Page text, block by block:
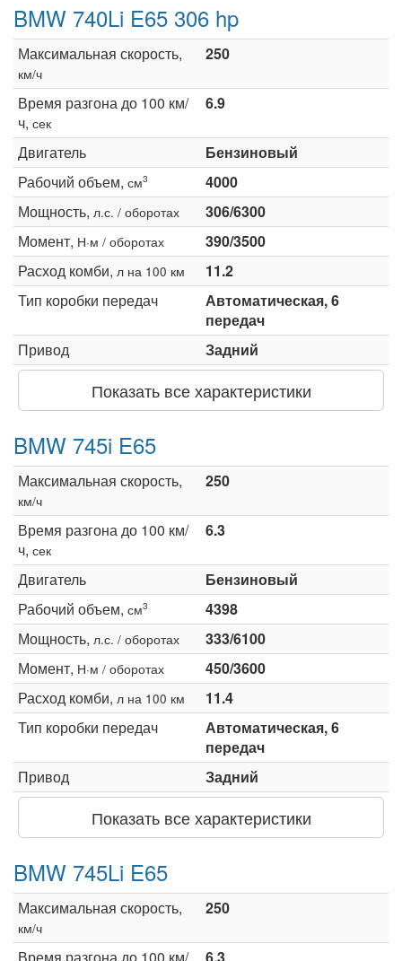
BMW 740Li E65 306 hp
Максимальная скорость,
км/ч
250
Время разгона до 100 км/
ч, сек
6.9
Двигатель
Бензиновый
Рабочий объем, см3
4000
Мощность, л.с. / оборотах
306/6300
Момент, Н·м / оборотах
390/3500
Расход комби, л на 100 км
11.2
Тип коробки передач
Автоматическая, 6
передач
Привод
Задний
Показать все характеристики
BMW 745i E65
Максимальная скорость,
км/ч
250
Время разгона до 100 км/
ч, сек
6.3
Двигатель
Бензиновый
Рабочий объем, см3
4398
Мощность, л.с. / оборотах
333/6100
Момент, Н·м / оборотах
450/3600
Расход комби, л на 100 км
11.4
Тип коробки передач
Автоматическая, 6
передач
Привод
Задний
Показать все характеристики
BMW 745Li E65
Максимальная скорость,
км/ч
250
Время разгона до 100 км/
6.3